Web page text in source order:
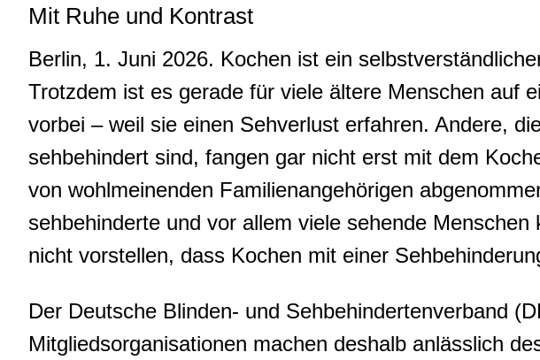
Mit Ruhe und Kontrast
Berlin, 1. Juni 2026. Kochen ist ein
Trotzdem ist es gerade für viele ältere Menschen auf
vorbei – weil sie einen Sehverlust erfahren. Andere,
sehbehindert sind, fangen gar nicht erst mit dem
von wohlmeinenden Familienangehörigen
sehbehinderte und vor allem viele sehende Menschen
nicht vorstellen, dass Kochen mit einer
Der Deutsche Blinden- und Sehbehindertenverband
Mitgliedsorganisationen machen deshalb anlässlich